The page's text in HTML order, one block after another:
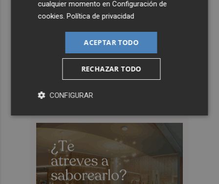
cualquier momento enConfiguración de
cookies .Política de privacidad
ACEPTAR TODO
RECHAZAR TODO
CONFIGURAR